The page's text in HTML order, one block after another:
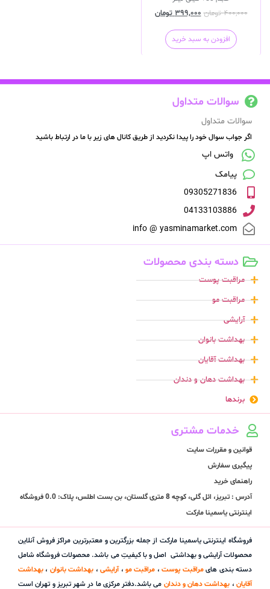
۴۰۰,۰۰۰ تومان ۳۹۹,۰۰۰ تومان
افزودن به سبد خرید
سوالات متداول
سوالات متداول
اگر جواب سوال خود را پیدا نکردید از طریق کانال های زیر با ما در ارتباط باشید
واتس اپ
پیامک
09305271836
04133103886
info @ yasminamarket.com
دسته بندی محصولات
مراقبت پوست
مراقبت مو
آرایشی
بهداشت بانوان
بهداشت آقایان
بهداشت دهان و دندان
برندها
خدمات مشتری
قوانین و مقررات سایت
پیگیری سفارش
راهنمای خرید
آدرس : تبریز، ائل گلی، کوچه 8 متری گلستان، بن بست اطلس، پلاک: 0.0 فروشگاه
اینترنتی یاسمینا مارکت
فروشگاه اینترنتی یاسمینا مارکت از جمله بزرگترین و معتبرترین مراکز فروش آنلاین
محصولات آرایشی و بهداشتی اصل و با کیفیتِ می باشد. محصولات فروشگاه شامل
دسته بندی هایمراقبت پوست، مراقبت مو،آرایشی، بهداشت بانوان ، بهداشت
آقایان، بهداشت دهان و دندان می باشد.دفتر مرکزی ما در شهر تبریز و تهران است